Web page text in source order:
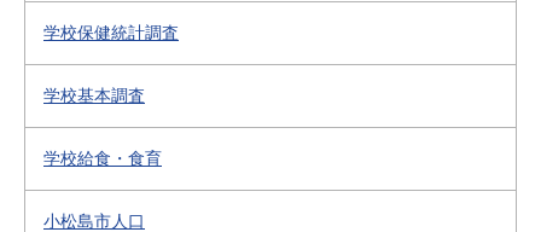
学校保健統計調査
学校基本調査
学校給食・食育
小松島市人口